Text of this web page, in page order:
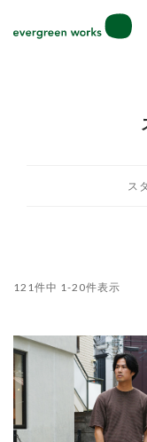
2027年ご
121件中 1-20件表示